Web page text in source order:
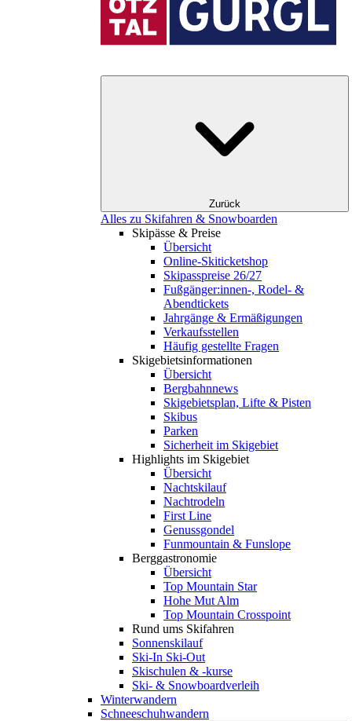
Zurück
Alles zu Skifahren & Snowboarden
Skipässe & Preise
Übersicht
Online-Skiticketshop
Skipasspreise 26/27
Fußgänger:innen-, Rodel- &
Abendtickets
Jahrgänge & Ermäßigungen
Verkaufsstellen
Häufig gestellte Fragen
Skigebiets­informationen
Übersicht
Bergbahnnews
Skigebietsplan, Lifte & Pisten
Skibus
Parken
Sicherheit im Skigebiet
Highlights im Skigebiet
Übersicht
Nachtskilauf
Nachtrodeln
First Line
Genussgondel
Funmountain & Funslope
Berggastronomie
Übersicht
Top Mountain Star
Hohe Mut Alm
Top Mountain Crosspoint
Rund ums Skifahren
Sonnenskilauf
Ski-In Ski-Out
Skischulen & -kurse
Ski- & Snowboardverleih
Winterwandern
Schneeschuhwandern